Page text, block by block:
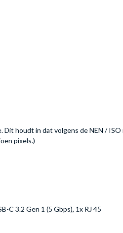
houdt in dat volgens de NEN /
pixels.)
C 3.2 Gen 1 (5 Gbps), 1x RJ 45